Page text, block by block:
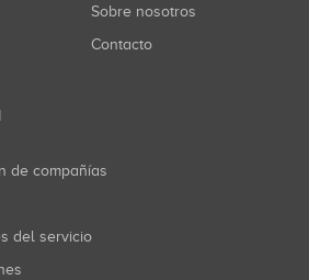
Sobre nosotros
Contacto
de compañías
del servicio